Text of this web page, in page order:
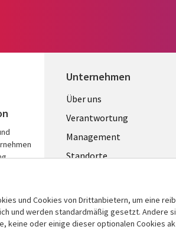
Unternehmen
Useful
links
GERMANY
Über uns
Verantwortung
Management
Standorte
und Cookies von Drittanbietern, um eine
und werden standardmäßig gesetzt. Andere
keine oder einige dieser optionalen Cookies